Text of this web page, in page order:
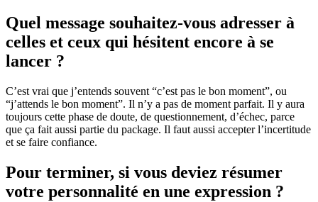
Quel message souhaitez-vous adresser à
celles et ceux qui hésitent encore à se
lancer ?
C’est vrai que j’entends souvent “c’est pas le bon moment”, ou
“j’attends le bon moment”. Il n’y a pas de moment parfait. Il y aura
toujours cette phase de doute, de questionnement, d’échec, parce
que ça fait aussi partie du package. Il faut aussi accepter l’incertitude
et se faire confiance.
Pour terminer, si vous deviez résumer
votre personnalité en une expression ?